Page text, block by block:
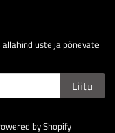
ja põnevate
Liitu
by Shopify